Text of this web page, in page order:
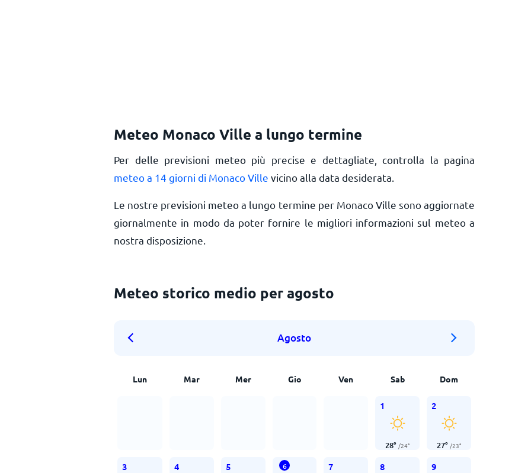
Meteo Monaco Ville a lungo termine
Per delle previsioni meteo più precise e dettagliate, controlla la pagina
meteo a 14 giorni di Monaco Ville vicino alla data desiderata.
Le nostre previsioni meteo a lungo termine per Monaco Ville sono aggiornate
giornalmente in modo da poter fornire le migliori informazioni sul meteo a
nostra disposizione.
Meteo storico medio per agosto
Agosto
Lun Mar Mer Gio Ven Sab Dom
1
28° /24°
2
27° /23°
3 4 5 6 7 8 9